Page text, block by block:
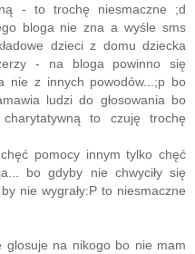
- to trochę niesmaczne ;d
bloga nie zna a wyśle sms
dzieci z domu dziecka
- na bloga powinno się
nie z innych powodów...;p bo
ludzi do głosowania bo
to czuję trochę
pomocy innym tylko chęć
bo gdyby nie chwyciły się
nie wygrały:P to niesmaczne
glosuje na nikogo bo nie mam